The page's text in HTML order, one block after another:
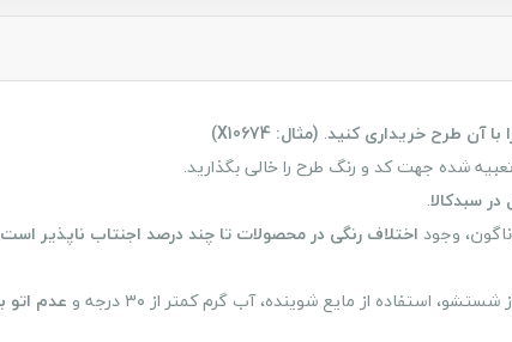
آن طرح خریداری کنید. (مثال: X10674)
شده جهت کد و رنگ طرح را خالی بگذارید.
سبدکالا.
وجود اختلاف رنگی در محصولات تا چند درصد اجنتاب ناپذیر است
از مایع شوینده، آب گرم کمتر از ۳۰ درجه و
عدم اتو